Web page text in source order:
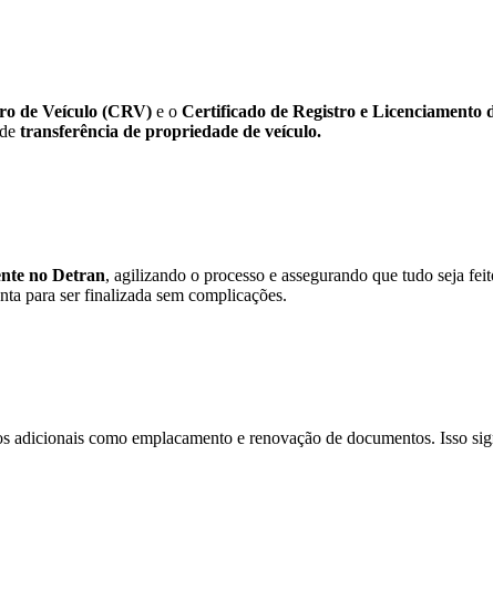
de Veículo (CRV) e o Certificado de Registro e Licenciamento
transferência de propriedade de veículo.
no Detran, agilizando o processo e assegurando que tudo seja
para ser finalizada sem complicações.
adicionais como emplacamento e renovação de documentos. Isso